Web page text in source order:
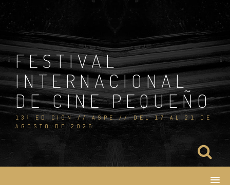
Skip
content
FESTIVAL
INTERNACIONAL
DE CINE PEQUEÑO
13ª EDICIÓN // ASPE // DEL 17 AL 21 DE
AGOSTO DE 2026